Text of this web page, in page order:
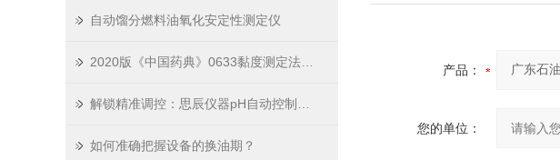
自动馏分燃料油氧化安定性测定仪
如何准确把握设备的换油期？
产品：
您的单位：